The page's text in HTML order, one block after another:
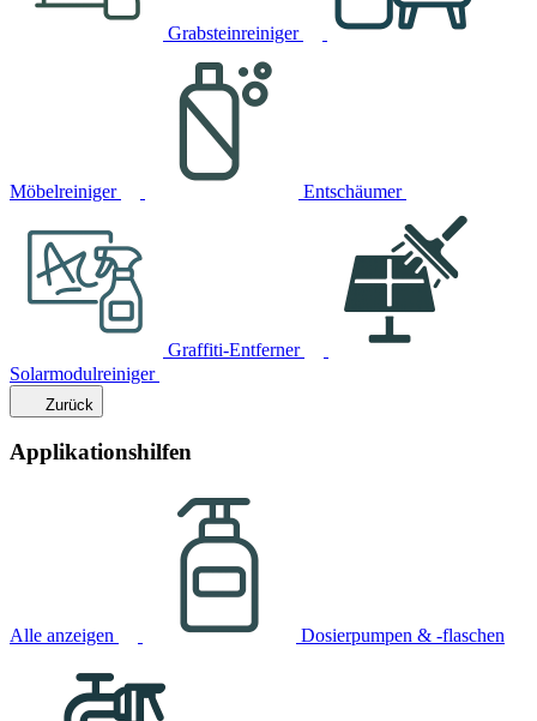
Grabsteinreiniger
Möbelreiniger Entschäumer
Graffiti-Entferner
Solarmodulreiniger
Zurück
Applikationshilfen
Alle anzeigen Dosierpumpen & -flaschen